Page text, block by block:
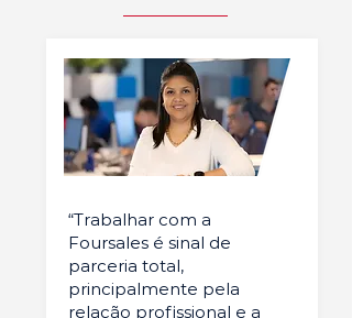
“Trabalhar com a
Foursales é sinal de
parceria total,
principalmente pela
relação profissional e a